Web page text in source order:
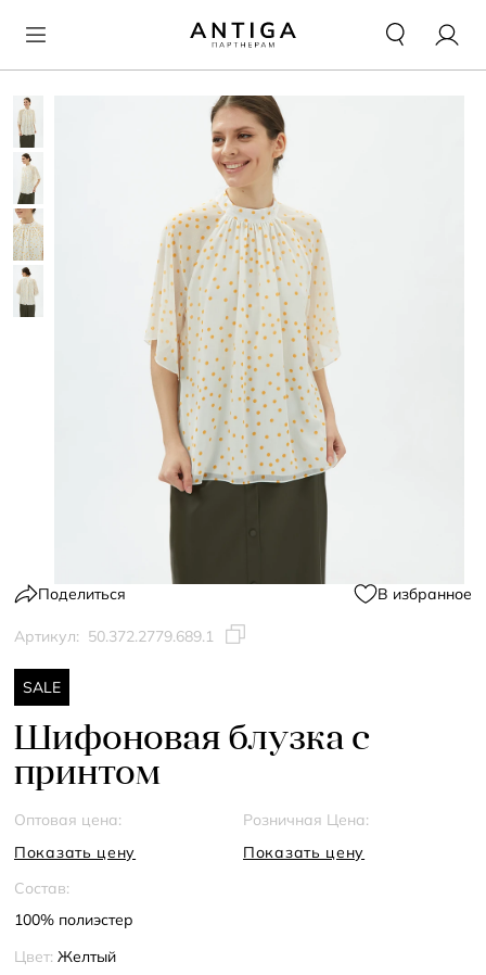
Поделиться В избранное
Артикул: 50.372.2779.689.1
SALE
Шифоновая блузка с
принтом
Оптовая цена:
Показать цену
Розничная Цена:
Показать цену
Состав:
100% полиэстер
Цвет: Желтый